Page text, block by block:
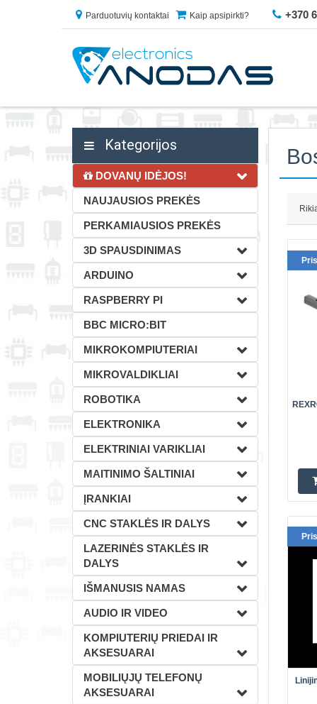
Parduotuvių kontaktai Kaip apsipirkti? +370
Kategorijos
DOVANŲ IDĖJOS!
NAUJAUSIOS PREKĖS
PERKAMIAUSIOS PREKĖS
3D SPAUSDINIMAS
ARDUINO
RASPBERRY PI
BBC MICRO:BIT
MIKROKOMPIUTERIAI
MIKROVALDIKLIAI
ROBOTIKA
ELEKTRONIKA
ELEKTRINIAI VARIKLIAI
MAITINIMO ŠALTINIAI
ĮRANKIAI
CNC STAKLĖS IR DALYS
LAZERINĖS STAKLĖS IR
DALYS
IŠMANUSIS NAMAS
AUDIO IR VIDEO
KOMPIUTERIŲ PRIEDAI IR
AKSESUARAI
MOBILIŲJŲ TELEFONŲ
AKSESUARAI